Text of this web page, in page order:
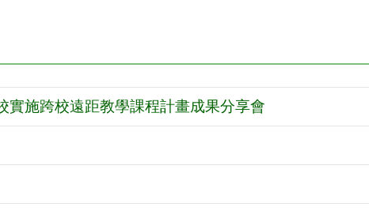
實施跨校遠距教學課程計畫成果分享會